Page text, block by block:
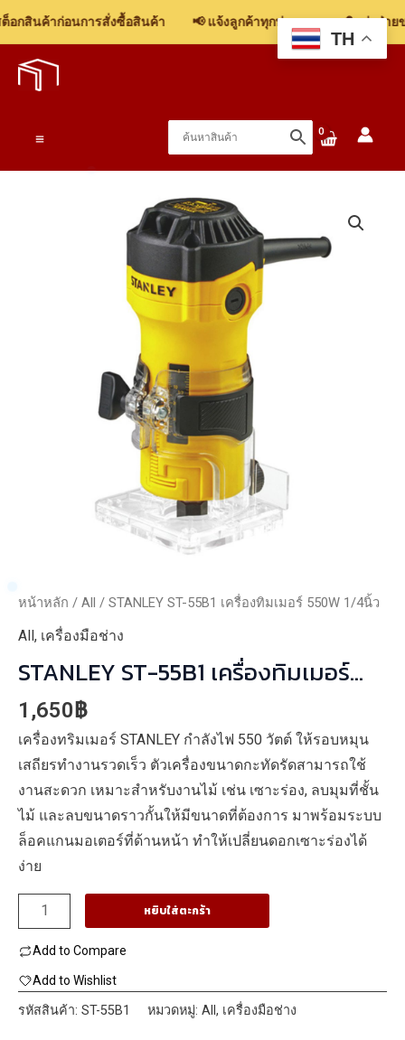
กสินค้าก่อนการสั่งซื้อสินค้า 📢 แจ้งลูกค้าทุกท่าน: รบกวนติดต่อฝ่าย
หน้าหลัก / All / STANLEY ST-55B1 เครื่องทิมเมอร์ 550W 1/4นิ้ว
All, เครื่องมือช่าง
STANLEY ST-55B1 เครื่องทิมเมอร์
550W 1/4นิ้ว
1,650฿
เครื่องทริมเมอร์ STANLEY กำลังไฟ 550 วัตต์ ให้รอบหมุน
เสถียรทำงานรวดเร็ว ตัวเครื่องขนาดกะทัดรัดสามารถใช้
งานสะดวก เหมาะสำหรับงานไม้ เช่น เซาะร่อง, ลบมุมที่ชั้น
ไม้ และลบขนาดราวกั้นให้มีขนาดที่ต้องการ มาพร้อมระบบ
ล็อคแกนมอเตอร์ที่ด้านหน้า ทำให้เปลี่ยนดอกเซาะร่องได้
ง่าย
จำนวน
STANLEY
ST-
55B1
เครื่อง
หยิบใส่ตะกร้า
Add to Compare
Add to Wishlist
รหัสสินค้า: ST-55B1 หมวดหมู่: All , เครื่องมือช่าง
TH
เครื่อง
ทิม